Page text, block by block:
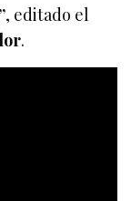
, editado el
.